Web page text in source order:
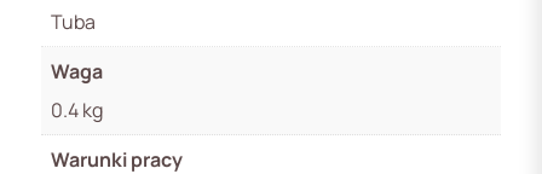
Tuba
Waga
0.4 kg
Warunki pracy